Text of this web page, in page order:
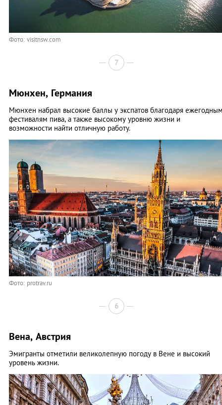
Фото: visitnsw.com
7
Мюнхен, Германия
Мюнхен набрал высокие баллы у экспатов благодаря
фестивалям пива, а также высокому уровню жизни и
возможности найти отличную работу.
Фото: protrav.ru
6
Вена, Австрия
Эмигранты отметили великолепную погоду в Вене и высокий
уровень жизни.